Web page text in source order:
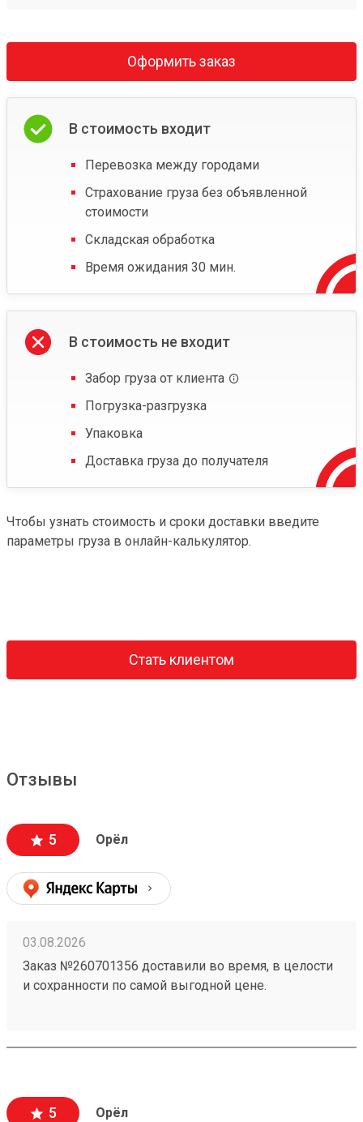
Оформить заказ
В стоимость входит
Перевозка между городами
Страхование груза без объявленной
стоимости
Складская обработка
Время ожидания 30 мин.
В стоимость не входит
Забор груза от клиента
Погрузка-разгрузка
Упаковка
Доставка груза до получателя
Чтобы узнать стоимость и сроки доставки введите
параметры груза в онлайн-калькулятор.
Стать клиентом
Отзывы
5 Орёл
03.08.2026
Заказ №260701356 доставили во время, в целости
и сохранности по самой выгодной цене.
5 Орёл